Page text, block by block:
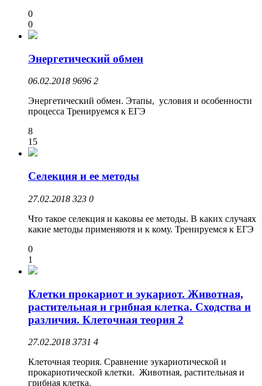
0
0
Энергетический обмен
06.02.2018 9696 2
Энергетический обмен. Этапы, условия и особенности
процесса Тренируемся к ЕГЭ
8
15
Селекция и ее методы
27.02.2018 323 0
Что такое селекция и каковы ее методы. В каких случаях
какие методы применяютя и к кому. Тренируемся к ЕГЭ
0
1
Клетки прокариот и эукариот. Животная,
растительная и грибная клетка. Сходства и
различия. Клеточная теория 2
27.02.2018 3731 4
Клеточная теория. Сравнение эукариотической и
прокариотической клетки. Животная, растительная и
грибная клетка.